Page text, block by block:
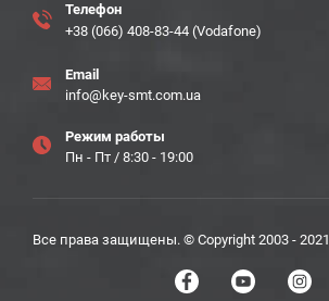
Телефон
+38 (066) 408-83-44 (Vodafone)
Email
info@key-smt.com.ua
Режим работы
Пн - Пт / 8:30 - 19:00
Все права защищены. © Copyright 2003 - 2021